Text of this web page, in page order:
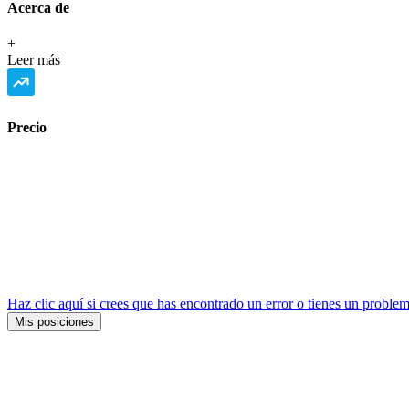
Acerca de
+
Leer más
Precio
Haz clic aquí si crees que has encontrado un error o tienes un
Mis posiciones